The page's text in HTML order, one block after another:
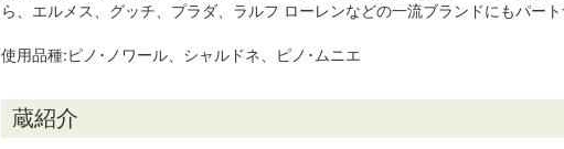
ら、エルメス、グッチ、プラダ、ラルフ ローレンなどの一流ブランドにもパート
使用品種:ピノ･ノワール、シャルドネ、ピノ･ムニエ
蔵紹介